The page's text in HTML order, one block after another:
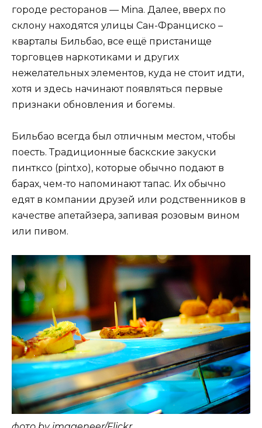
городе ресторанов — Mina. Далее, вверх по
склону находятся улицы Сан-Франциско –
кварталы Бильбао, все ещё пристанище
торговцев наркотиками и других
нежелательных элементов, куда не стоит идти,
хотя и здесь начинают появляться первые
признаки обновления и богемы.
Бильбао всегда был отличным местом, чтобы
поесть. Традиционные баскские закуски
пинтксо (pintxo), которые обычно подают в
барах, чем-то напоминают тапас. Их обычно
едят в компании друзей или родственников в
качестве апетайзера, запивая розовым вином
или пивом.